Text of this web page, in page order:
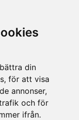
din
för att visa
annonser,
och för
ifrån.